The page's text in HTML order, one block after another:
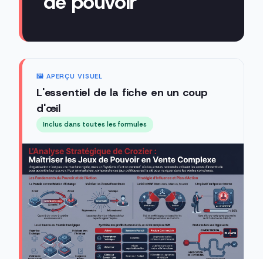
🖼️ APERÇU VISUEL
L'essentiel de la fiche en un coup
d'œil
Inclus dans toutes les formules